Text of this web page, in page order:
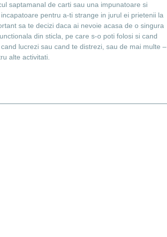
saptamanal de carti sau una impunatoare si
pentru a-ti strange in jurul ei prietenii la
sa te decizi daca ai nevoie acasa de o singura
din sticla, pe care s-o poti folosi si cand
lucrezi sau cand te distrezi, sau de mai multe –
alte activitati.